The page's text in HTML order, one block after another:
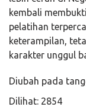
kembali
pelatihan
keterampilan,
karakter unggul
Diubah pada
Dilihat: 2854